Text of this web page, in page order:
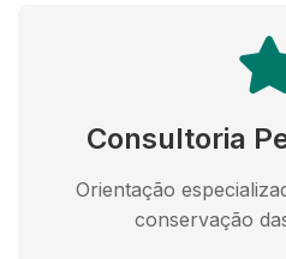
Consultoria
Orientação
conservação